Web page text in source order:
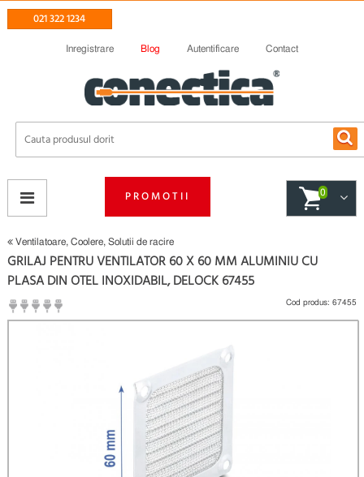
021 322 1234
Inregistrare Blog Autentificare Contact
PROMOTII 0
Ventilatoare, Coolere, Solutii de racire
GRILAJ PENTRU VENTILATOR 60 X 60 MM ALUMINIU CU
PLASA DIN OTEL INOXIDABIL, DELOCK 67455
(
Cod produs: 67455